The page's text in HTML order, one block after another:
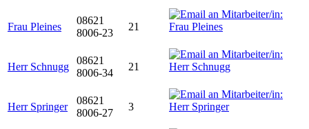
Frau Pleines
08621
8006-23
21
Herr Schnugg
08621
8006-34
21
Herr Springer
08621
8006-27
3